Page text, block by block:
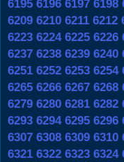
6195 6196 6197 6198
6209 6210 6211 6212
6223 6224 6225 6226
6237 6238 6239 6240
6251 6252 6253 6254
6265 6266 6267 6268
6279 6280 6281 6282
6293 6294 6295 6296
6307 6308 6309 6310
6321 6322 6323 6324